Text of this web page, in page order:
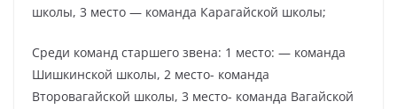
школы, 3 место — команда Карагайской школы;
Среди команд старшего звена: 1 место: — команда
Шишкинской школы, 2 место- команда
Второвагайской школы, 3 место- команда Вагайской